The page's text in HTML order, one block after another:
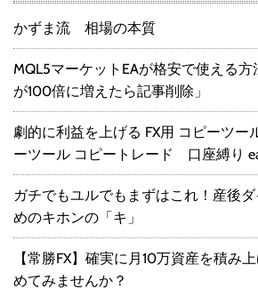
かずま流 相場の本質
MQL5マーケットEAが格安で使える方
が100倍に増えたら記事削除」
劇的に利益を上げる FX用 コピーツ
ーツール コピートレード 口座縛り
ガチでもユルでもまずはこれ！産後
めのキホンの「キ」
【常勝FX】確実に月10万資産を積み
めてみませんか？